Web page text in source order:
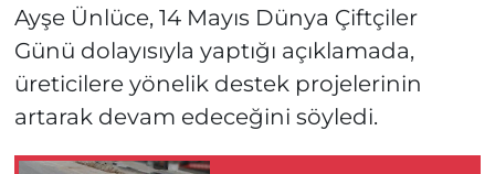
Ayşe Ünlüce, 14 Mayıs Dünya Çiftçiler
Günü dolayısıyla yaptığı açıklamada,
üreticilere yönelik destek projelerinin
artarak devam edeceğini söyledi.